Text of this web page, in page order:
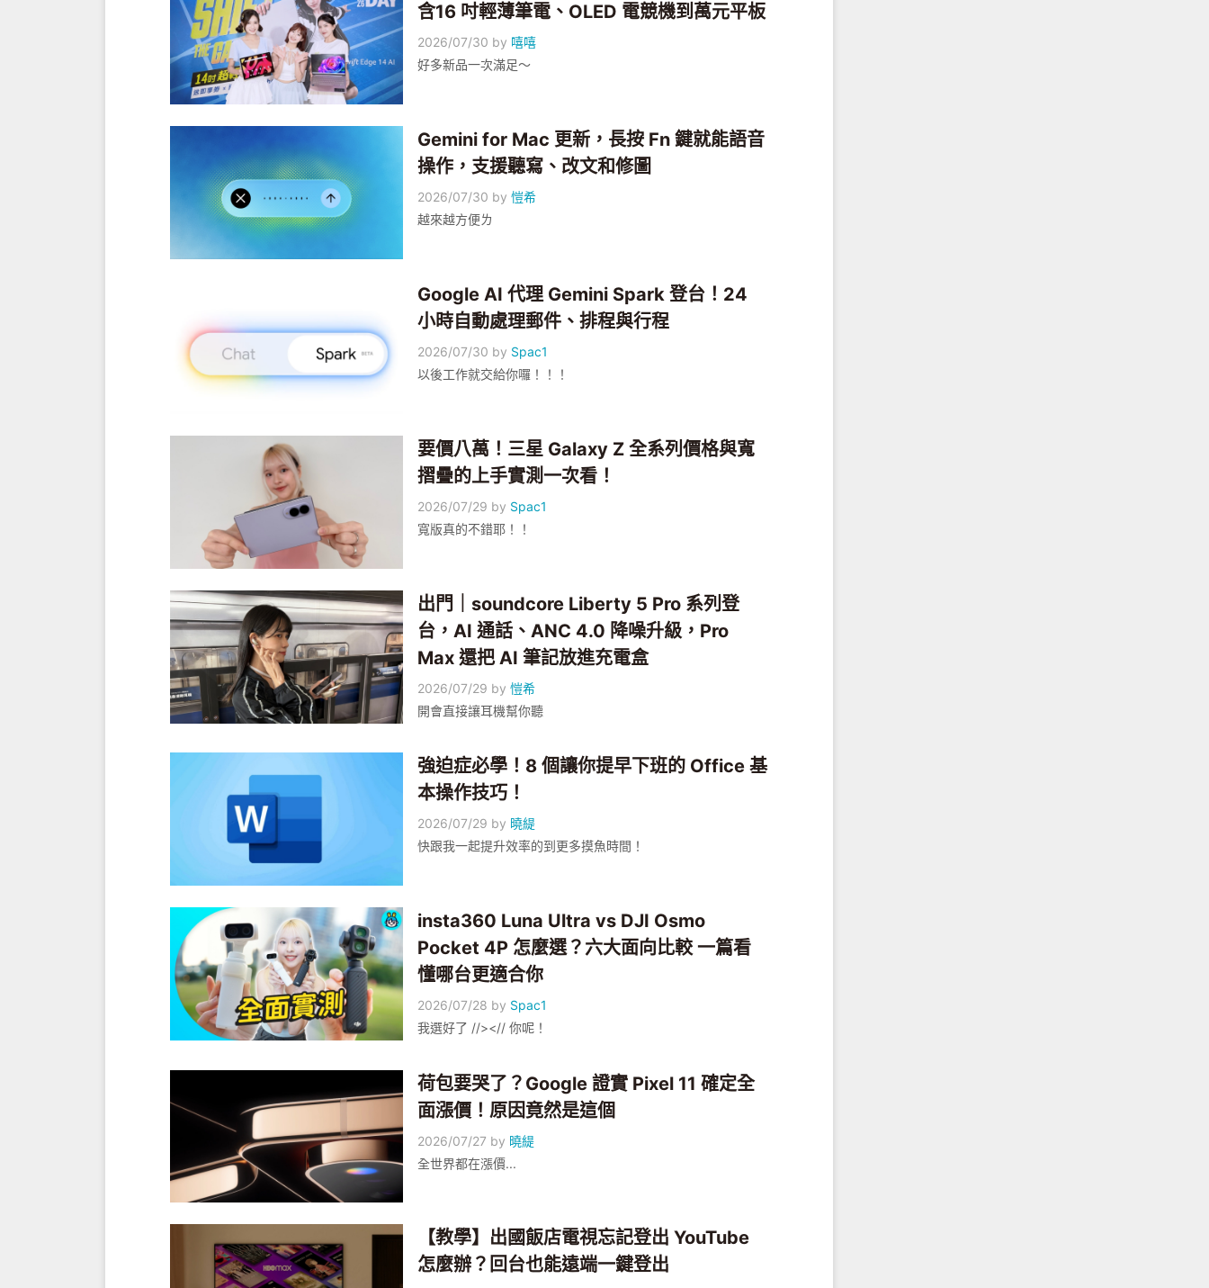
含16 吋輕薄筆電、OLED 電競機到萬元平板
2026/07/30 by 嘻嘻
好多新品一次滿足～
Gemini for Mac 更新，長按 Fn 鍵就能語音
操作，支援聽寫、改文和修圖
2026/07/30 by愷希
越來越方便ㄌ
Google AI 代理 Gemini Spark 登台！24
小時自動處理郵件、排程與行程
2026/07/30 by Spac1
以後工作就交給你囉！！！
要價八萬！三星 Galaxy Z 全系列價格與寬
摺疊的上手實測一次看！
2026/07/29 by Spac1
寬版真的不錯耶！！
出門｜soundcore Liberty 5 Pro 系列登
台，AI 通話、ANC 4.0 降噪升級，Pro
Max 還把 AI 筆記放進充電盒
2026/07/29 by愷希
開會直接讓耳機幫你聽
強迫症必學！8 個讓你提早下班的 Office 基
本操作技巧！
2026/07/29 by 曉緹
快跟我一起提升效率的到更多摸魚時間！
insta360 Luna Ultra vs DJI Osmo
Pocket 4P 怎麼選？六大面向比較 一篇看
懂哪台更適合你
2026/07/28 by Spac1
我選好了 //><// 你呢！
荷包要哭了？Google 證實 Pixel 11 確定全
面漲價！原因竟然是這個
2026/07/27 by 曉緹
全世界都在漲價...
【教學】出國飯店電視忘記登出 YouTube
怎麼辦？回台也能遠端一鍵登出